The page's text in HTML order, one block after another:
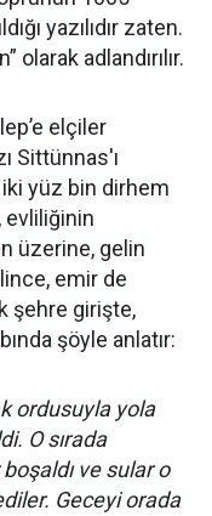
yazılıdır zaten.
olarak adlandırılır.
elçiler
Sittünnas'ı
yüz bin dirhem
evliliğinin
üzerine, gelin
emir de
şehre girişte,
şöyle anlatır:
ordusuyla yola
O sırada
ve sular o
Geceyi orada